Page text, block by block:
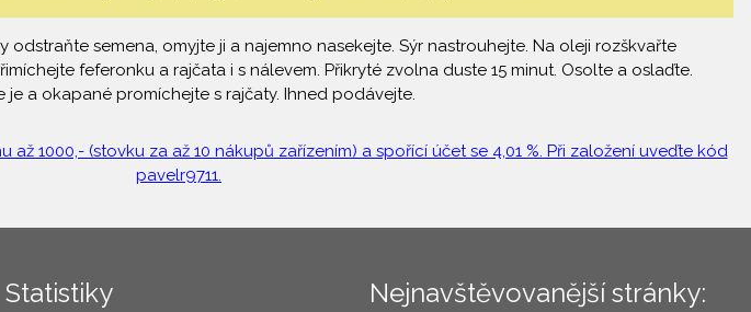
odstraňte semena, omyjte ji a najemno nasekejte. Sýr nastrouhejte. Na oleji rozškvařte
feferonku a rajčata i s nálevem. Přikryté zvolna duste 15 minut. Osolte a oslaďte.
a okapané promíchejte s rajčaty. Ihned podávejte.
až 1000,- (stovku za až 10 nákupů zařízením) a spořící účet se 4,01 %. Při založení uveďte kód
pavelr9711.
Statistiky Nejnavštěvovanější stránky: